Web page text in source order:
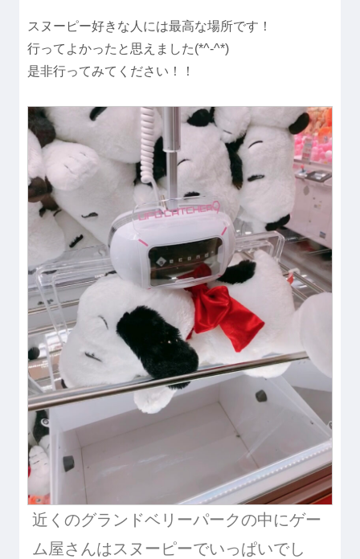
スヌーピー好きな人には最高な場所です！
行ってよかったと思えました(*^-^*)
是非行ってみてください！！
近くのグランドベリーパークの中にゲー
ム屋さんはスヌーピーでいっぱいでし